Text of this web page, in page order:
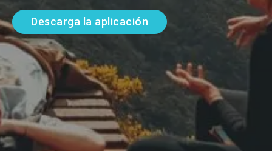
Descarga la aplicación